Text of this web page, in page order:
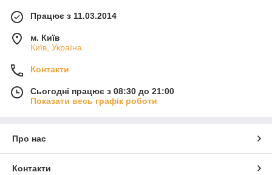
Працює з 11.03.2014
м. Київ
Київ, Україна
Контакти
Сьогодні працює з 08:30 до 21:00
Показати весь графік роботи
Про нас
Контакти